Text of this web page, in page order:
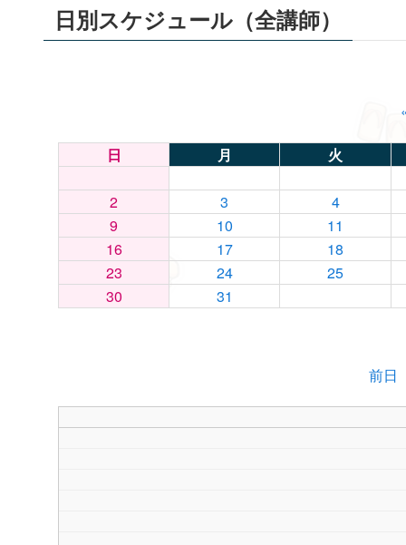
日別スケジュール（全講師）
日 月 火
2 3
4
9
10
11
16
17
18
23
24
25
30
31
前日